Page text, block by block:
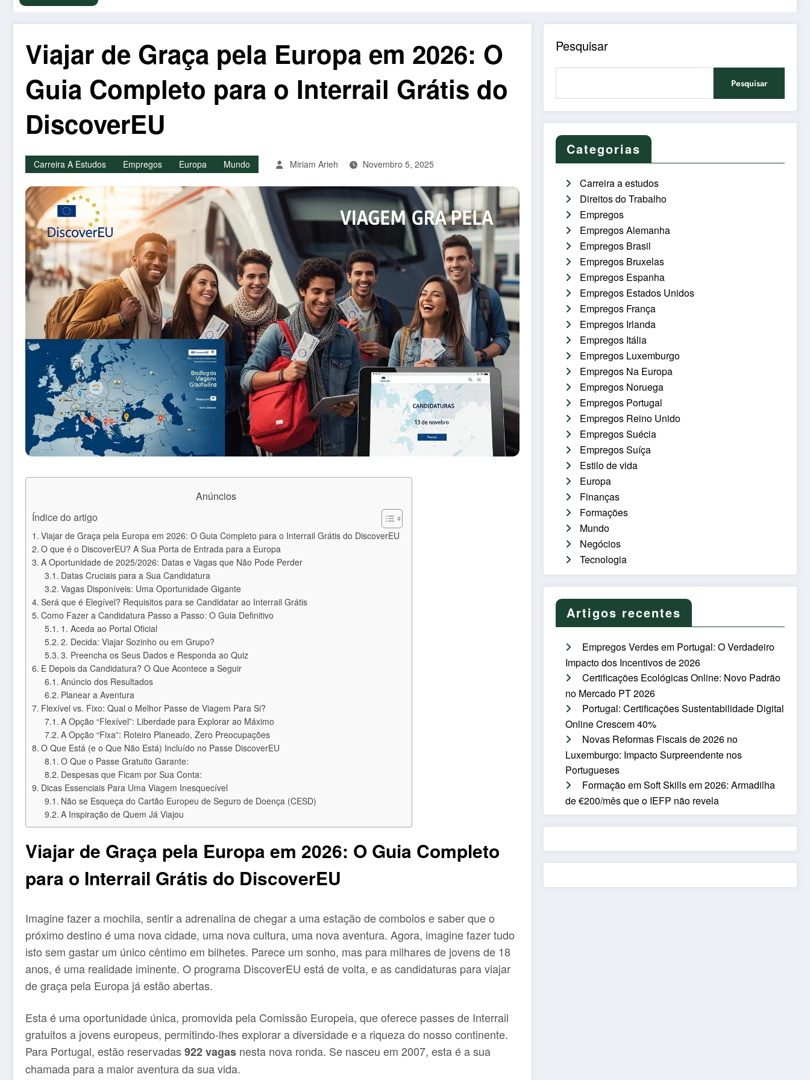
Viajar de Graça pela Europa em 2026: O
Guia Completo para o Interrail Grátis do
DiscoverEU
Carreira A Estudos Empregos Europa Mundo Miriam Arieh Novembro 5, 2025
Anúncios
Índice do artigo
Viajar de Graça pela Europa em 2026: O Guia Completo para o Interrail Grátis do DiscoverEU
O que é o DiscoverEU? A Sua Porta de Entrada para a Europa
A Oportunidade de 2025/2026: Datas e Vagas que Não Pode Perder
Datas Cruciais para a Sua Candidatura
Vagas Disponíveis: Uma Oportunidade Gigante
Será que é Elegível? Requisitos para se Candidatar ao Interrail Grátis
Como Fazer a Candidatura Passo a Passo: O Guia Definitivo
1. Aceda ao Portal Oficial
2. Decida: Viajar Sozinho ou em Grupo?
3. Preencha os Seus Dados e Responda ao Quiz
E Depois da Candidatura? O Que Acontece a Seguir
Anúncio dos Resultados
Planear a Aventura
Flexível vs. Fixo: Qual o Melhor Passe de Viagem Para Si?
A Opção “Flexível”: Liberdade para Explorar ao Máximo
A Opção “Fixa”: Roteiro Planeado, Zero Preocupações
O Que Está (e o Que Não Está) Incluído no Passe DiscoverEU
O Que o Passe Gratuito Garante:
Despesas que Ficam por Sua Conta:
Dicas Essenciais Para Uma Viagem Inesquecível
Não se Esqueça do Cartão Europeu de Seguro de Doença (CESD)
A Inspiração de Quem Já Viajou
Viajar de Graça pela Europa em 2026: O Guia Completo
para o Interrail Grátis do DiscoverEU
Imagine fazer a mochila, sentir a adrenalina de chegar a uma estação de comboios e saber que o
próximo destino é uma nova cidade, uma nova cultura, uma nova aventura. Agora, imagine fazer tudo
isto sem gastar um único cêntimo em bilhetes. Parece um sonho, mas para milhares de jovens de 18
anos, é uma realidade iminente. O programa DiscoverEU está de volta, e as candidaturas para viajar
de graça pela Europa já estão abertas.
Esta é uma oportunidade única, promovida pela Comissão Europeia, que oferece passes de Interrail
gratuitos a jovens europeus, permitindo-lhes explorar a diversidade e a riqueza do nosso continente.
Para Portugal, estão reservadas922 vagas nesta nova ronda. Se nasceu em 2007, esta é a sua
chamada para a maior aventura da sua vida.
Pesquisar
Pesquisar
Categorias
Carreira a estudos
Direitos do Trabalho
Empregos
Empregos Alemanha
Empregos Brasil
Empregos Bruxelas
Empregos Espanha
Empregos Estados Unidos
Empregos França
Empregos Irlanda
Empregos Itália
Empregos Luxemburgo
Empregos Na Europa
Empregos Noruega
Empregos Portugal
Empregos Reino Unido
Empregos Suécia
Empregos Suíça
Estilo de vida
Europa
Finanças
Formações
Mundo
Negócios
Tecnologia
Artigos recentes
Empregos Verdes em Portugal: O Verdadeiro
Impacto dos Incentivos de 2026
Certificações Ecológicas Online: Novo Padrão
no Mercado PT 2026
Portugal: Certificações Sustentabilidade Digital
Online Crescem 40%
Novas Reformas Fiscais de 2026 no
Luxemburgo: Impacto Surpreendente nos
Portugueses
Formação em Soft Skills em 2026: Armadilha
de €200/mês que o IEFP não revela